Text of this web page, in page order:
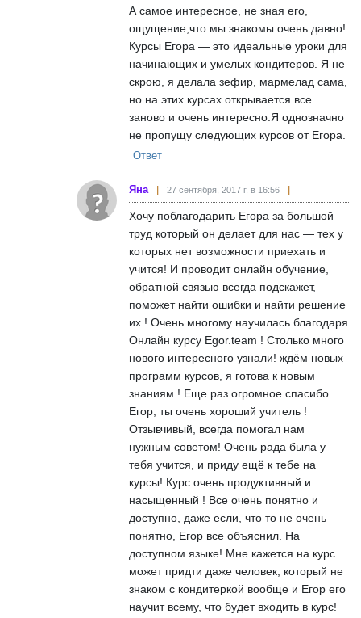
А самое интересное, не зная его,
ощущение,что мы знакомы очень давно!
Курсы Егора — это идеальные уроки для
начинающих и умелых кондитеров. Я не
скрою, я делала зефир, мармелад сама,
но на этих курсах открывается все
заново и очень интересно.Я однозначно
не пропущу следующих курсов от Егора.
Ответ
Яна 27 сентября, 2017 г. в 16:56
Хочу поблагодарить Егора за большой
труд который он делает для нас — тех у
которых нет возможности приехать и
учится! И проводит онлайн обучение,
обратной связью всегда подскажет,
поможет найти ошибки и найти решение
их ! Очень многому научилась благодаря
Онлайн курсу Egor.team ! Столько много
нового интересного узнали! ждём новых
программ курсов, я готова к новым
знаниям ! Еще раз огромное спасибо
Егор, ты очень хороший учитель !
Отзывчивый, всегда помогал нам
нужным советом! Очень рада была у
тебя учится, и приду ещё к тебе на
курсы! Курс очень продуктивный и
насыщенный ! Все очень понятно и
доступно, даже если, что то не очень
понятно, Егор все объяснил. На
доступном языке! Мне кажется на курс
может придти даже человек, который не
знаком с кондитеркой вообще и Егор его
научит всему, что будет входить в курс!